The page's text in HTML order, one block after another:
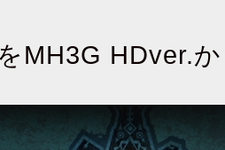
MH3G HDver.